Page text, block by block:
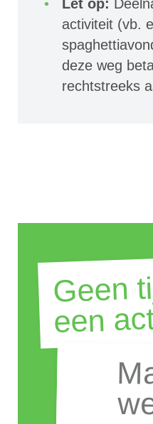
Let op:
activiteit (vb.
deze weg
rechtstreeks
Geen
een